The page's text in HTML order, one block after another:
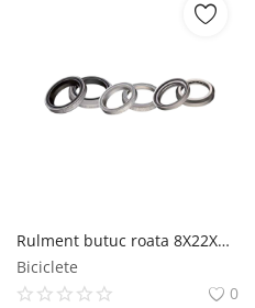
Rulment butuc roata 8X22X7 RMS
Biciclete
0